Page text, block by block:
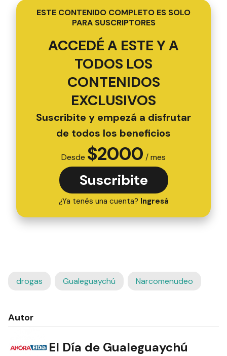
ESTE CONTENIDO COMPLETO ES SOLO
PARA SUSCRIPTORES
ACCEDÉ A ESTE Y A
TODOS LOS
CONTENIDOS
EXCLUSIVOS
Suscribite y empezá a disfrutar
de todos los beneficios
Desde $2000 / mes
Suscribite
¿Ya tenés una cuenta? Ingresá
drogas Gualeguaychú Narcomenudeo
Autor
El Día de Gualeguaychú